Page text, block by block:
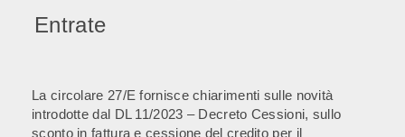
Entrate
La circolare 27/E fornisce chiarimenti sulle novità
introdotte dal DL 11/2023 – Decreto Cessioni, sullo
sconto in fattura e cessione del credito per il